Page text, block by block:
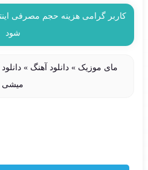
کاربر گرامی هزینه حجم مصرفی
شود
مای موزیک » دانلود آهنگ »
میشی